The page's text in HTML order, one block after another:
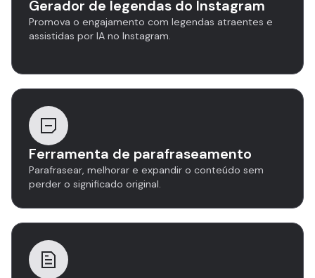
Gerador de legendas do Instagram
Promova o engajamento com legendas atraentes e
assistidas por IA no Instagram.
Ferramenta de parafraseamento
Parafrasear, melhorar e expandir o conteúdo sem
perder o significado original.